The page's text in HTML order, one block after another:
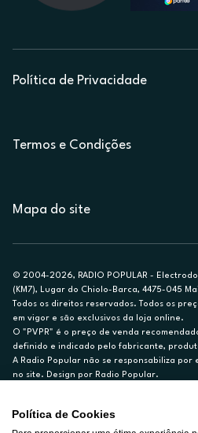
Política de Privacidade
Termos e Condições
Mapa do site
© 2004-2026, RADIO POPULAR -
(KM7), Lugar do Chiolo-Barca, 4475-045
Todos os direitos reservados. Todos os
em vigor e são exclusivos da loja online.
O "PVPR" é o preço de venda
definido e indicado pelo fabricante,
A Radio Popular não se responsabiliza por
no site. Design por Radio Popular.
Ex. para limite de crédito de €1.500,
Política de Cookies